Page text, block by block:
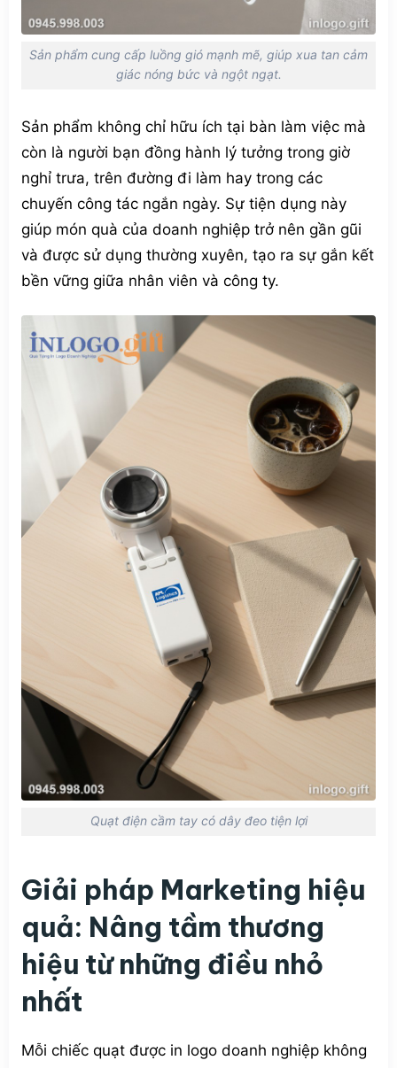
Sản phẩm cung cấp luồng gió mạnh mẽ, giúp xua tan cảm
giác nóng bức và ngột ngạt.
Sản phẩm không chỉ hữu ích tại bàn làm việc mà
còn là người bạn đồng hành lý tưởng trong giờ
nghỉ trưa, trên đường đi làm hay trong các
chuyến công tác ngắn ngày. Sự tiện dụng này
giúp món quà của doanh nghiệp trở nên gần gũi
và được sử dụng thường xuyên, tạo ra sự gắn kết
bền vững giữa nhân viên và công ty.
Quạt điện cầm tay có dây đeo tiện lợi
Giải pháp Marketing hiệu
quả: Nâng tầm thương
hiệu từ những điều nhỏ
nhất
Mỗi chiếc quạt được in logo doanh nghiệp không